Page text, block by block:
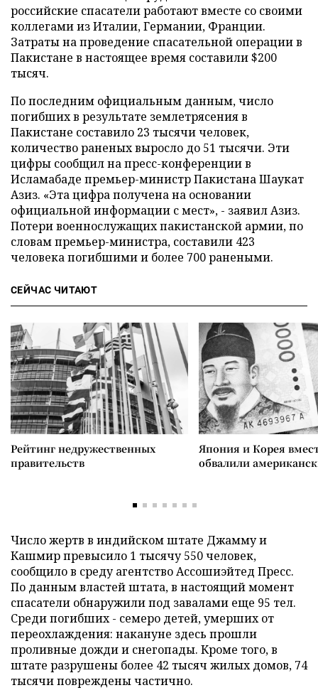
российские спасатели работают вместе со своими
коллегами из Италии, Германии, Франции.
Затраты на проведение спасательной операции в
Пакистане в настоящее время составили $200
тысяч.
По последним официальным данным, число
погибших в результате землетрясения в
Пакистане составило 23 тысячи человек,
количество раненых выросло до 51 тысячи. Эти
цифры сообщил на пресс-конференции в
Исламабаде премьер-министр Пакистана Шаукат
Азиз. «Эта цифра получена на основании
официальной информации с мест», - заявил Азиз.
Потери военнослужащих пакистанской армии, по
словам премьер-министра, составили 423
человека погибшими и более 700 ранеными.
СЕЙЧАС ЧИТАЮТ
Рейтинг недружественных
правительств
Япония и Корея
обвалили
Число жертв в индийском штате Джамму и
Кашмир превысило 1 тысячу 550 человек,
сообщило в среду агентство Ассошиэйтед Пресс.
По данным властей штата, в настоящий момент
спасатели обнаружили под завалами еще 95 тел.
Среди погибших - семеро детей, умерших от
переохлаждения: накануне здесь прошли
проливные дожди и снегопады. Кроме того, в
штате разрушены более 42 тысяч жилых домов, 74
тысячи повреждены частично.